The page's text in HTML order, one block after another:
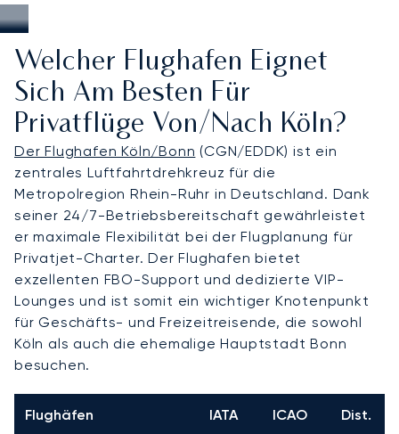
Welcher Flughafen Eignet
Sich Am Besten Für
Privatflüge Von/nach Köln?
Der Flughafen Köln/Bonn (CGN/EDDK) ist ein
zentrales Luftfahrtdrehkreuz für die
Metropolregion Rhein-Ruhr in Deutschland. Dank
seiner 24/7-Betriebsbereitschaft gewährleistet
er maximale Flexibilität bei der Flugplanung für
Privatjet-Charter. Der Flughafen bietet
exzellenten FBO-Support und dedizierte VIP-
Lounges und ist somit ein wichtiger Knotenpunkt
für Geschäfts- und Freizeitreisende, die sowohl
Köln als auch die ehemalige Hauptstadt Bonn
besuchen.
Flughäfen IATA ICAO Dist.